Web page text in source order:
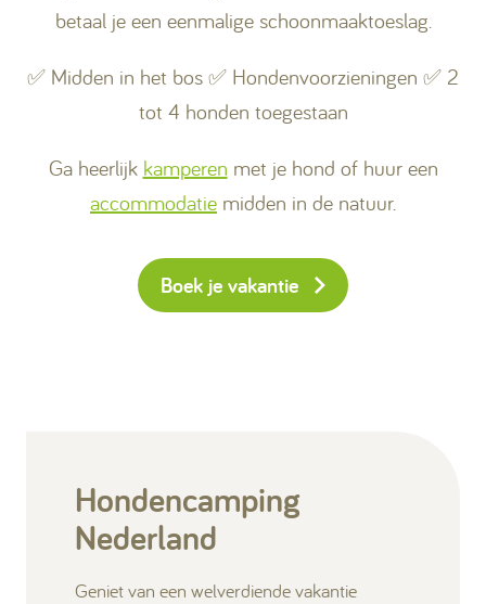
betaal je een eenmalige schoonmaaktoeslag.
✅ Midden in het bos ✅ Hondenvoorzieningen ✅ 2
tot 4 honden toegestaan
Ga heerlijk kamperen met je hond of huur een
accommodatie midden in de natuur.
Boek je vakantie
Hondencamping
Nederland
Geniet van een welverdiende vakantie